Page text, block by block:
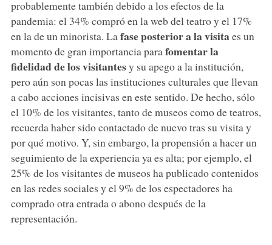
probablemente también debido a los efectos de la
pandemia: el 34% compró en la web del teatro y el 17%
en la de un minorista. La fase posterior a la visitaes un
momento de gran importancia para fomentar la
fidelidad de los visitantesy su apego a la institución,
pero aún son pocas las instituciones culturales que llevan
a cabo acciones incisivas en este sentido. De hecho, sólo
el 10% de los visitantes, tanto de museos como de teatros,
recuerda haber sido contactado de nuevo tras su visita y
por qué motivo. Y, sin embargo, la propensión a hacer un
seguimiento de la experiencia ya es alta; por ejemplo, el
25% de los visitantes de museos ha publicado contenidos
en las redes sociales y el 9% de los espectadores ha
comprado otra entrada o abono después de la
representación.